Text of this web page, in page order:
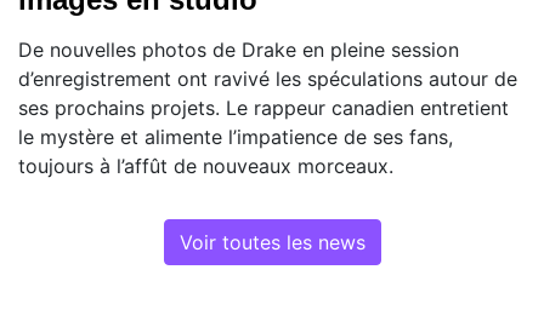
De nouvelles photos de Drake en pleine session
d’enregistrement ont ravivé les spéculations autour de
ses prochains projets. Le rappeur canadien entretient
le mystère et alimente l’impatience de ses fans,
toujours à l’affût de nouveaux morceaux.
Voir toutes les news